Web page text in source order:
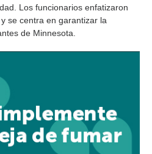
Los funcionarios enfatizaron
se centra en garantizar la
de Minnesota.